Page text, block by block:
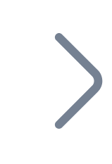
Ajoutez le